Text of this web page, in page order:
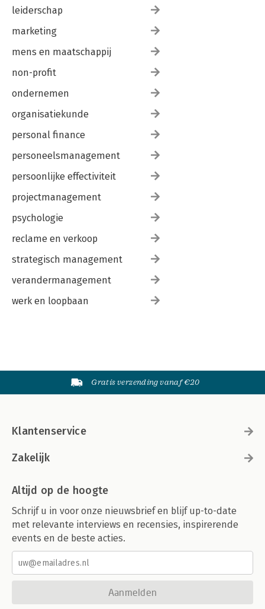
leiderschap
marketing
mens en maatschappij
non-profit
ondernemen
organisatiekunde
personal finance
personeelsmanagement
persoonlijke effectiviteit
projectmanagement
psychologie
reclame en verkoop
strategisch management
verandermanagement
werk en loopbaan
Gratis verzending vanaf €20
Klantenservice
Zakelijk
Altijd op de hoogte
Schrijf u in voor onze nieuwsbrief en blijf up-to-date
met relevante interviews en recensies, inspirerende
events en de beste acties.
Aanmelden